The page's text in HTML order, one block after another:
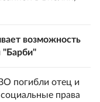
возможность
"Барби"
погибли отец и
права